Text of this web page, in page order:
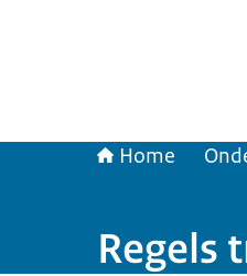
Home
Regels